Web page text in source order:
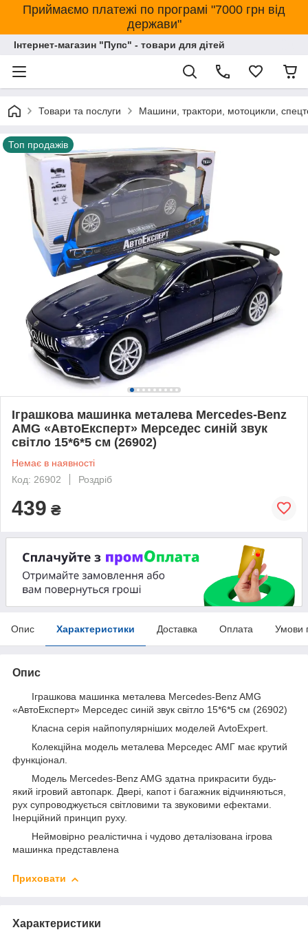
Приймаємо платежі по програмі "7000 грн від
держави"
Інтернет-магазин "Пупс" - товари для дітей
Товари та послуги Машини, трактори, мотоцикли,
Топ продажів
Іграшкова машинка металева Mercedes-Benz
AMG «АвтоЕксперт» Мерседес синій звук
світло 15*6*5 см (26902)
Немає в наявності
Код: 26902
Роздріб
439 ₴
Опис Характеристики Доставка Оплата Умови
Опис
Іграшкова машинка металева Mercedes-Benz AMG
«АвтоЕксперт» Мерседес синій звук світло 15*6*5 см (26902)
Класна серія найпопулярніших моделей AvtoExpert.
Колекційна модель металева Мерседес АМГ має крутий
функціонал.
Модель Mercedes-Benz AMG здатна прикрасити будь-
який ігровий автопарк. Двері, капот і багажник відчиняються,
рух супроводжується світловими та звуковими ефектами.
Інерційний принцип руху.
Неймовірно реалістична і чудово деталізована ігрова
машинка представлена
Приховати
Характеристики